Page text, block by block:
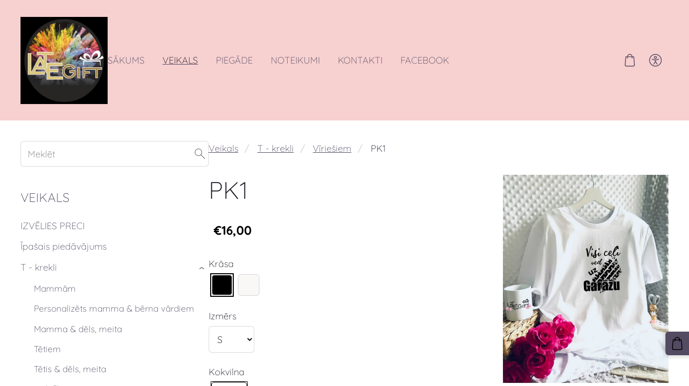
SĀKUMS VEIKALS PIEGĀDE NOTEIKUMI KONTAKTI FACEBOOK
VEIKALS
IZVĒLIES PRECI
Īpašais piedāvājums
T - krekli
Mammām
Personalizēts mamma & bērna vārdiem
Mamma & dēls, meita
Tētiem
Tētis & dēls, meita
›
Veikals T - krekli Vīriešiem PK1
PK1
€16,00
Krāsa
Izmērs
Kokvilna